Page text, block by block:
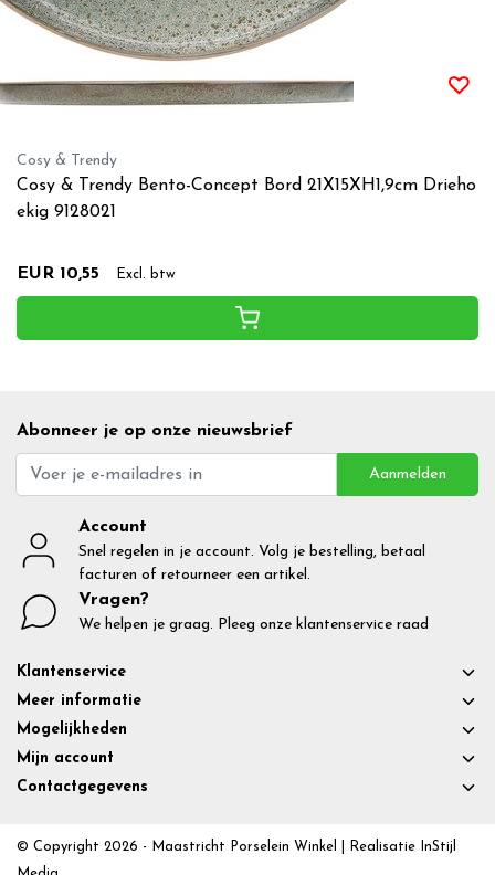
Cosy & Trendy
Cosy & Trendy Bento-Concept Bord 21X15XH1,9cm Drieho
ekig 9128021
EUR 10,55 Excl. btw
Abonneer je op onze nieuwsbrief
Aanmelden
Account
Snel regelen in je account. Volg je bestelling, betaal
facturen of retourneer een artikel.
Vragen?
We helpen je graag. Pleeg onze klantenservice raad
Klantenservice
Meer informatie
Mogelijkheden
Mijn account
Contactgegevens
© Copyright 2026 - Maastricht Porselein Winkel | Realisatie InStijl